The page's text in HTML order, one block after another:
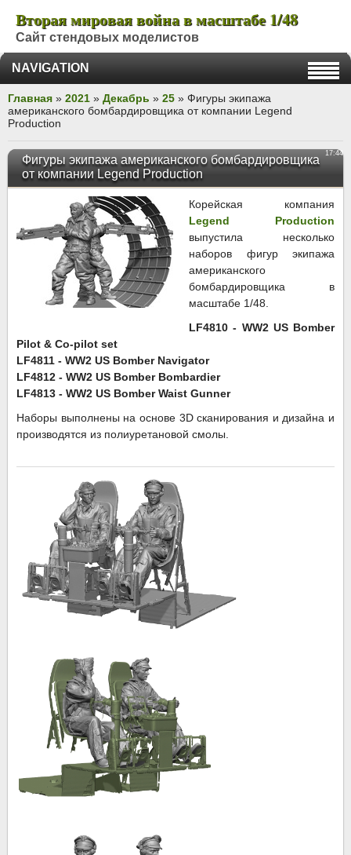
Вторая мировая война в масштабе 1/48
Сайт стендовых моделистов
NAVIGATION
Главная » 2021 » Декабрь » 25 » Фигуры экипажа
американского бомбардировщика от компании Legend
Production
17:44
Фигуры экипажа американского бомбардировщика
от компании Legend Production
Корейская компания
Legend Production
выпустила несколько
наборов фигур экипажа
американского
бомбардировщика в
масштабе 1/48.
LF4810 - WW2 US Bomber
Pilot & Co-pilot set
LF4811 - WW2 US Bomber Navigator
LF4812 - WW2 US Bomber Bombardier
LF4813 - WW2 US Bomber Waist Gunner
Наборы выполнены на основе 3D сканирования и дизайна и
производятся из полиуретановой смолы.